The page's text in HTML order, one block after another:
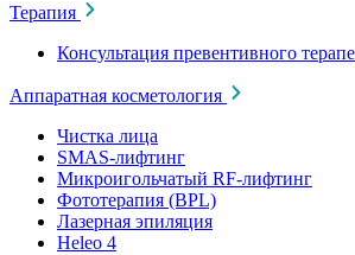
Терапия
Консультация превентивного
Аппаратная косметология
Чистка лица
SMAS-лифтинг
Микроигольчатый RF-лифтинг
Фототерапия (BPL)
Лазерная эпиляция
Heleo 4